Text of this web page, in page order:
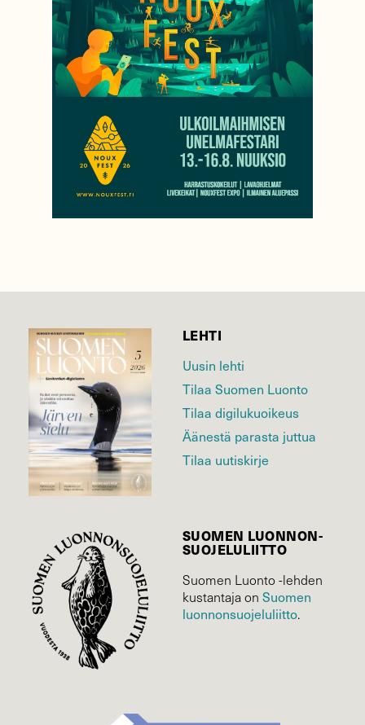
LEHTI
Uusin lehti
Tilaa Suomen Luonto
Tilaa digilukuoikeus
Äänestä parasta juttua
Tilaa uutiskirje
SUOMEN LUONNON­
SUOJELU­LIITTO
Suomen Luonto -lehden
kustantaja on Suomen
luonnonsuojelu­liitto.